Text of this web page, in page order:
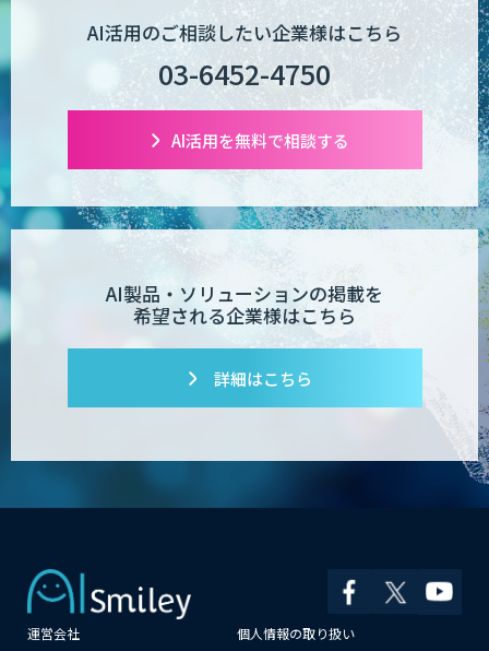
AI Worker
【営業特化】AIエージェント構築サービ
AI開発・伴走支援・内製化支援
サービス
AI活用のご相談したい企業様はこちら
03-6452-4750
AI活用を無料で相談する
AI製品・ソリューションの掲載を
希望される企業様はこちら
詳細はこちら
運営会社 個人情報の取り扱い